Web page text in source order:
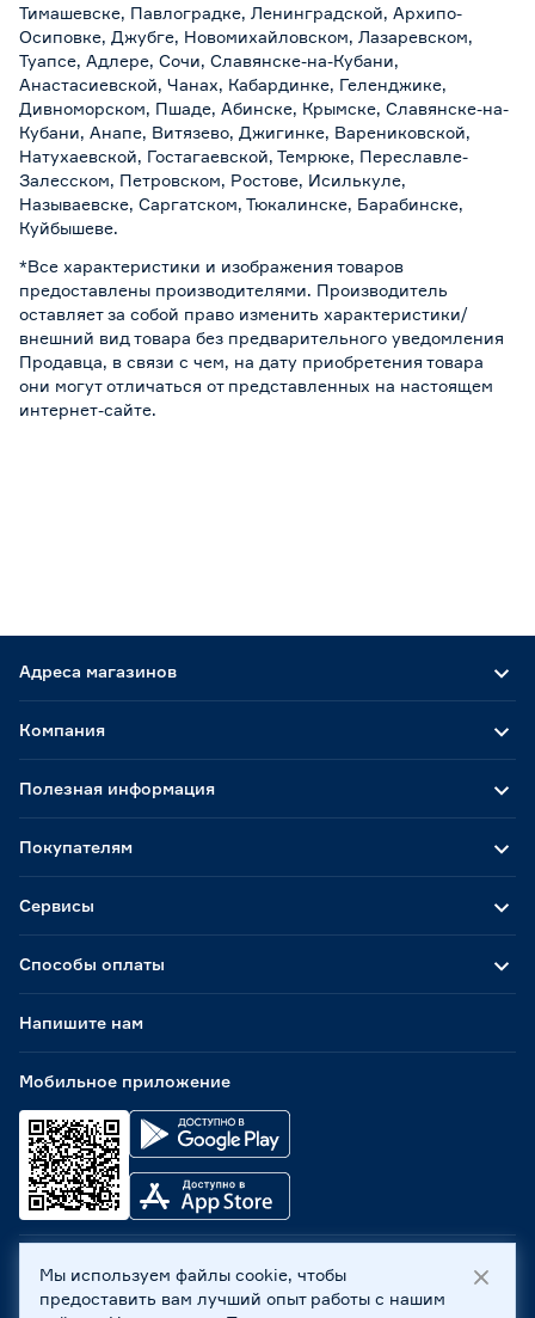
Тимашевске, Павлоградке, Ленинградской, Архипо-
Осиповке, Джубге, Новомихайловском, Лазаревском,
Туапсе, Адлере, Сочи, Славянске-на-Кубани,
Анастасиевской, Чанах, Кабардинке, Геленджике,
Дивноморском, Пшаде, Абинске, Крымске, Славянске-на-
Кубани, Анапе, Витязево, Джигинке, Варениковской,
Натухаевской, Гостагаевской, Темрюке, Переславле-
Залесском, Петровском, Ростове, Исилькуле,
Называевске, Саргатском, Тюкалинске, Барабинске,
Куйбышеве.
*Все характеристики и изображения товаров
предоставлены производителями. Производитель
оставляет за собой право изменить характеристики/
внешний вид товара без предварительного уведомления
Продавца, в связи с чем, на дату приобретения товара
они могут отличаться от представленных на настоящем
интернет-сайте.
Адреса магазинов
Способы оплаты
Мобильное приложение
Компания
Полезная информация
Покупателям
Сервисы
Напишите нам
ООО «Бауцентр Рус» 2004 -2026, 236029, г. Калининград,
ул. А.Невского, 205. ИНН 7702596813, КПП 390601001 ©
Мы используем файлы cookie, чтобы
предоставить вам лучший опыт работы с нашим